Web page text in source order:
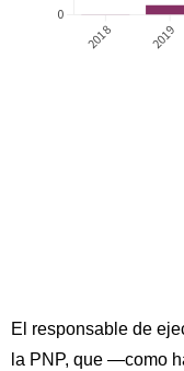
El responsable de
la PNP, que —como